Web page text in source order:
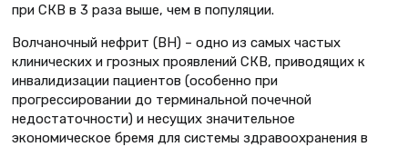
при СКВ в 3 раза выше, чем в популяции.
Волчаночный нефрит (ВН) – одно из самых частых
клинических и грозных проявлений СКВ, приводящих к
инвалидизации пациентов (особенно при
прогрессировании до терминальной почечной
недостаточности) и несущих значительное
экономическое бремя для системы здравоохранения в